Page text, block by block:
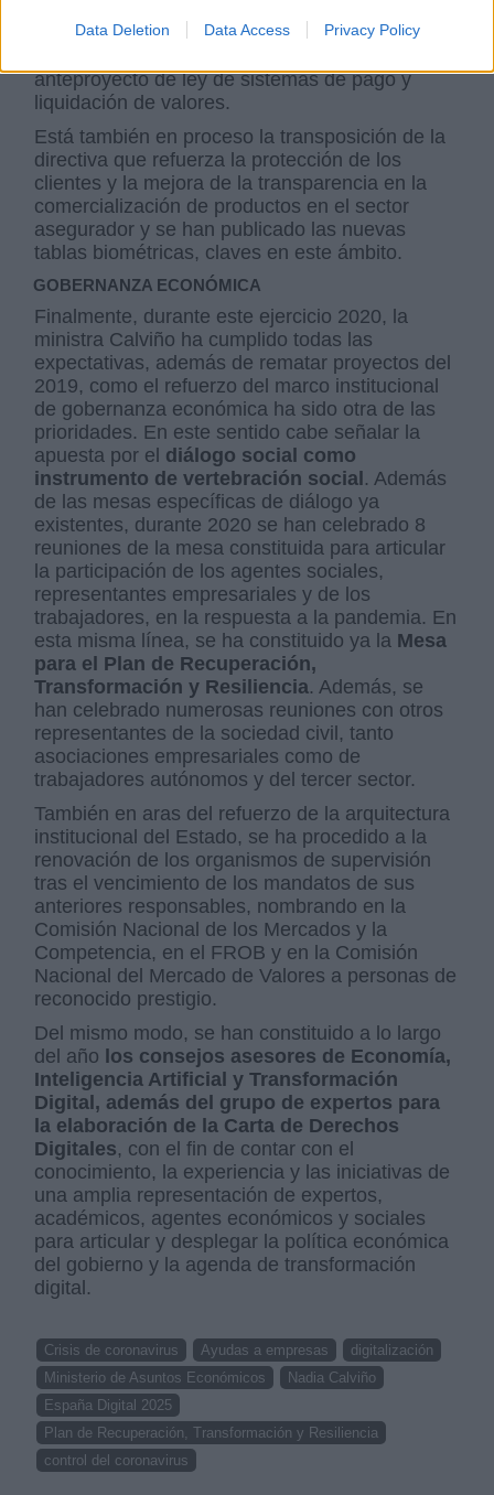
Data Deletion Data Access Privacy Policy
la solvencia del sector y la mejora de servicios a
anteproyecto de ley de sistemas de pago y
liquidación de valores.
Está también en proceso la transposición de la
directiva que refuerza la protección de los
clientes y la mejora de la transparencia en la
comercialización de productos en el sector
asegurador y se han publicado las nuevas
tablas biométricas, claves en este ámbito.
GOBERNANZA ECONÓMICA
Finalmente, durante este ejercicio 2020, la
ministra Calviño ha cumplido todas las
expectativas, además de rematar proyectos del
2019, como el refuerzo del marco institucional
de gobernanza económica ha sido otra de las
prioridades. En este sentido cabe señalar la
apuesta por el diálogo social como
instrumento de vertebración social . Además
de las mesas específicas de diálogo ya
existentes, durante 2020 se han celebrado 8
reuniones de la mesa constituida para articular
la participación de los agentes sociales,
representantes empresariales y de los
trabajadores, en la respuesta a la pandemia. En
esta misma línea, se ha constituido ya la Mesa
para el Plan de Recuperación,
Transformación y Resiliencia. Además, se
han celebrado numerosas reuniones con otros
representantes de la sociedad civil, tanto
asociaciones empresariales como de
trabajadores autónomos y del tercer sector.
También en aras del refuerzo de la arquitectura
institucional del Estado, se ha procedido a la
renovación de los organismos de supervisión
tras el vencimiento de los mandatos de sus
anteriores responsables, nombrando en la
Comisión Nacional de los Mercados y la
Competencia, en el FROB y en la Comisión
Nacional del Mercado de Valores a personas de
reconocido prestigio.
Del mismo modo, se han constituido a lo largo
del año los consejos asesores de Economía,
Inteligencia Artificial y Transformación
Digital, además del grupo de expertos para
la elaboración de la Carta de Derechos
Digitales, con el fin de contar con el
conocimiento, la experiencia y las iniciativas de
una amplia representación de expertos,
académicos, agentes económicos y sociales
para articular y desplegar la política económica
del gobierno y la agenda de transformación
digital.
Crisis de coronavirus Ayudas a empresas
digitalización
Ministerio de Asuntos Económicos
Nadia Calviño
España Digital 2025
Plan de Recuperación, Transformación y Resiliencia
control del coronavirus